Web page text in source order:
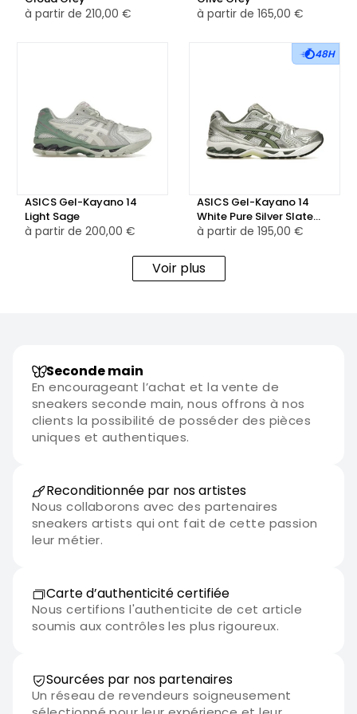
à partir de 210,00 € à partir de 165,00 €
ASICS Gel-Kayano 14
Light Sage
à partir de 200,00 €
48H
ASICS Gel-Kayano 14
White Pure Silver Slate
Grey Sage
à partir de 195,00 €
Voir plus
Seconde main
En encourageant l’achat et la vente de
sneakers seconde main, nous offrons à nos
clients la possibilité de posséder des pièces
uniques et authentiques.
Reconditionnée par nos artistes
Nous collaborons avec des partenaires
sneakers artists qui ont fait de cette passion
leur métier.
Carte d’authenticité certifiée
Nous certifions l'authenticite de cet article
soumis aux contrôles les plus rigoureux.
Sourcées par nos partenaires
Un réseau de revendeurs soigneusement